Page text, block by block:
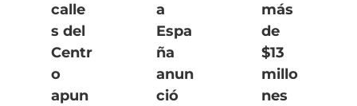
calle
s del
Centr
o
apun
a
Espa
ña
anun
ció
más
de
$13
millo
nes